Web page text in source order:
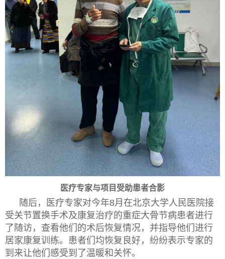
医疗专家与项目受助患者合影
随后，医疗专家对今年8月在北京大学人民医院接
受关节置换手术及康复治疗的重症大骨节病患者进行
了随访，查看他们的术后恢复情况，并指导他们进行
居家康复训练。患者们均恢复良好，纷纷表示专家的
到来让他们感受到了温暖和关怀。